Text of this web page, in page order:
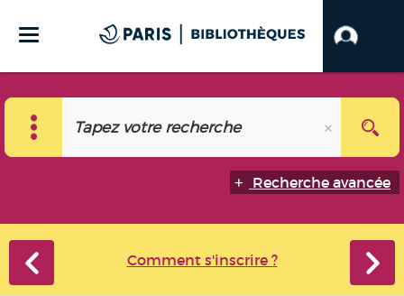
Recherche avancée
Comment s'inscrire ?